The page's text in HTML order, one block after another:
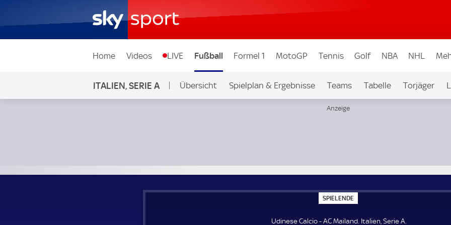
Home Videos LIVE Fußball Formel 1 MotoGP Tennis Golf NBA NHL
ITALIEN, SERIE A Übersicht Spielplan & Ergebnisse Teams Tabelle Torjäger
SPIELENDE
P
E
Udinese Calcio - AC Mailand. Italien, Serie A.